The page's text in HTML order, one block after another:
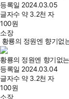
등록일 2024.03.05
글자수 약 3.2천 자
100원
소장
황룡의 정원엔 향기없
황룡의 정원엔 향기없
등록일 2024.03.04
글자수 약 3.2천 자
100원
소장